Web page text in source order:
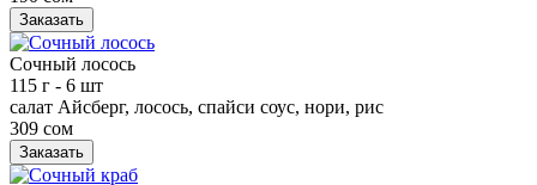
Заказать
Сочный лосось
115 г - 6 шт
салат Айсберг, лосось, спайси соус, нори, рис
309 сом
Заказать